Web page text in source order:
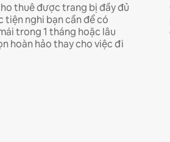
thuê được trang bị đầy đủ
tiện nghi bạn cần để có
trong 1 tháng hoặc lâu
hoàn hảo thay cho việc đi